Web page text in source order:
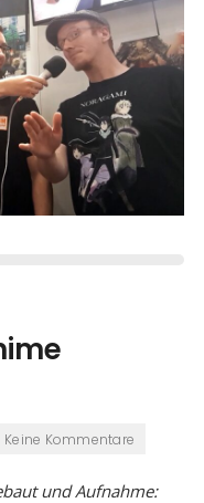
Keine Kommentare
und Aufnahme: